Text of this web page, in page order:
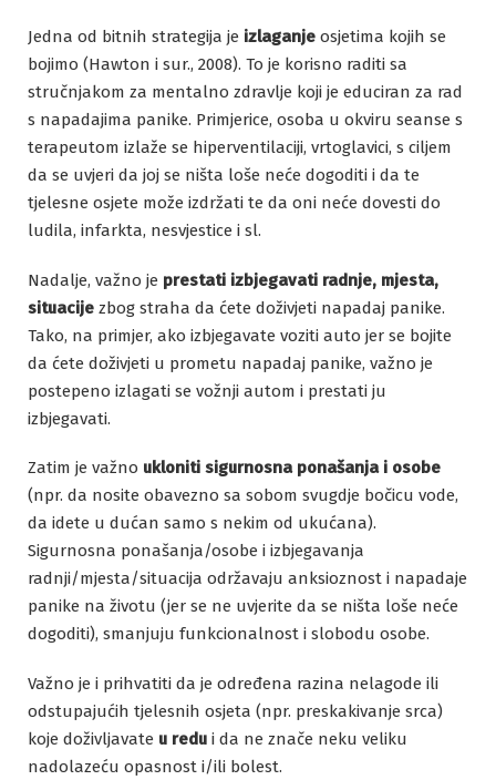
Jedna od bitnih strategija je izlaganje osjetima kojih se
bojimo (Hawton i sur., 2008). To je korisno raditi sa
stručnjakom za mentalno zdravlje koji je educiran za rad
s napadajima panike. Primjerice, osoba u okviru seanse s
terapeutom izlaže se hiperventilaciji, vrtoglavici, s ciljem
da se uvjeri da joj se ništa loše neće dogoditi i da te
tjelesne osjete može izdržati te da oni neće dovesti do
ludila, infarkta, nesvjestice i sl.
Nadalje, važno je prestati izbjegavati radnje, mjesta,
situacije zbog straha da ćete doživjeti napadaj panike.
Tako, na primjer, ako izbjegavate voziti auto jer se bojite
da ćete doživjeti u prometu napadaj panike, važno je
postepeno izlagati se vožnji autom i prestati ju
izbjegavati.
Zatim je važno ukloniti sigurnosna ponašanja i osobe
(npr. da nosite obavezno sa sobom svugdje bočicu vode,
da idete u dućan samo s nekim od ukućana).
Sigurnosna ponašanja/osobe i izbjegavanja
radnji/mjesta/situacija održavaju anksioznost i napadaje
panike na životu (jer se ne uvjerite da se ništa loše neće
dogoditi), smanjuju funkcionalnost i slobodu osobe.
Važno je i prihvatiti da je određena razina nelagode ili
odstupajućih tjelesnih osjeta (npr. preskakivanje srca)
koje doživljavate u redu i da ne znače neku veliku
nadolazeću opasnost i/ili bolest.